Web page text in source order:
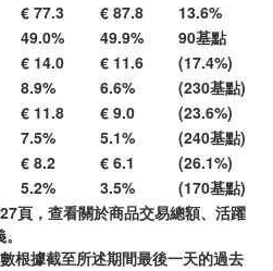
€ 77.3 € 87.8
13.6%
49.0% 49.9%
90基點
€ 14.0 € 11.6
(17.4%)
8.9% 6.6%
(230基點)
€ 11.8 € 9.0
(23.6%)
7.5% 5.1%
(240基點)
€ 8.2 € 6.1
(26.1%)
5.2% 3.5%
(170基點)
頁，查看關於商品交易總額、活躍
根據截至所述期間最後一天的過去